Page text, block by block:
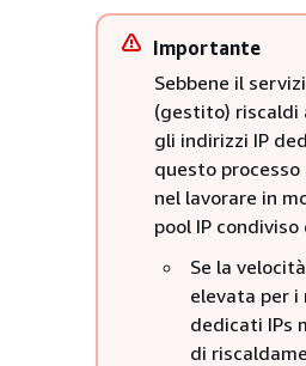
Importante
Sebbene il
(gestito) riscaldi
gli indirizzi IP
questo
nel lavorare in
pool IP condiviso
Se la
elevata per i
dedicati IPs
di